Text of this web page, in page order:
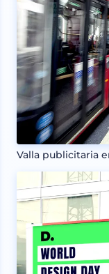
Valla publicitaria